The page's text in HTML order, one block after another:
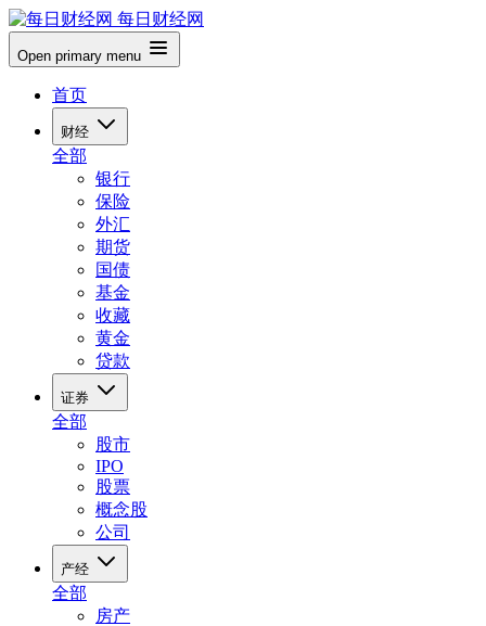
每日财经网
Open primary menu
首页
财经
全部
银行
保险
外汇
期货
国债
基金
收藏
黄金
贷款
证券
全部
股市
IPO
股票
概念股
公司
产经
全部
房产